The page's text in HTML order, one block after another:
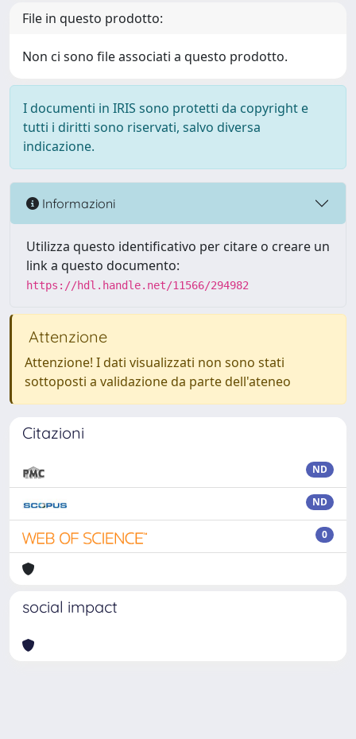
File in questo prodotto:
Non ci sono file associati a questo prodotto.
I documenti in IRIS sono protetti da copyright e
tutti i diritti sono riservati, salvo diversa
indicazione.
Informazioni
Utilizza questo identificativo per citare o creare un
link a questo documento:
https://hdl.handle.net/11566/294982
Attenzione
Attenzione! I dati visualizzati non sono stati
sottoposti a validazione da parte dell'ateneo
Citazioni
ND
ND
0
social impact